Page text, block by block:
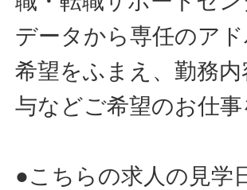
データから専任のア
希望をふまえ、勤務
与などご希望のお仕
●こちらの求人の見学